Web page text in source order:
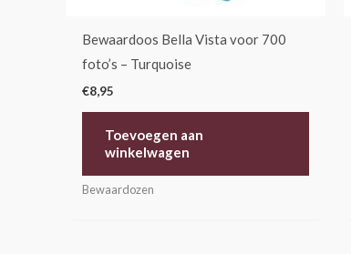
Bewaardoos Bella Vista voor 700
foto’s – Turquoise
€8,95
Toevoegen aan
winkelwagen
Bewaardozen